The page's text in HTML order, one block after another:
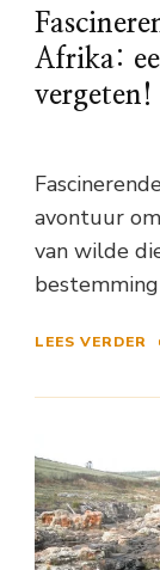
Afrika:
vergeten!
avontuur
van wilde
LEES VERDER